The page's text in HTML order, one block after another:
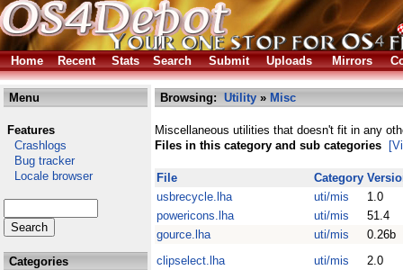
Home Recent Stats Search Submit Uploads Mirrors
Menu
Features
Crashlogs
Bug tracker
Locale browser
Categories
Browsing: Utility » Misc
Miscellaneous utilities that doesn't fit in any
Files in this category and sub categories
File Category
usbrecycle.lha
uti/mis
1.0
powericons.lha
uti/mis
51.4
gource.lha
uti/mis
0.26b
clipselect.lha
uti/mis 2.0